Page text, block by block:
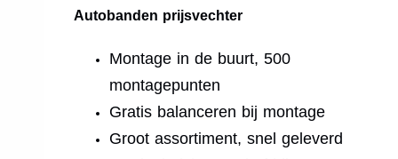
Autobanden prijsvechter
Montage in de buurt, 500
montagepunten
Gratis balanceren bij montage
Groot assortiment, snel geleverd